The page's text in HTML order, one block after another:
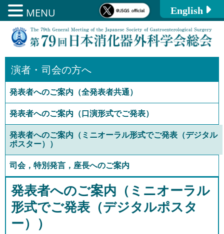
テ
ツ
キ
プ
English
発表者へのご案内（ミニオーラル
形式でご発表（デジタルポスタ
ー））
演者・司会の方へ
発表者へのご案内（全発表者共通）
発表者へのご案内（口演形式でご発表）
発表者へのご案内（ミニオーラル形式でご発表（デジタル
ポスター））
司会，特別発言，座長へのご案内
MENU